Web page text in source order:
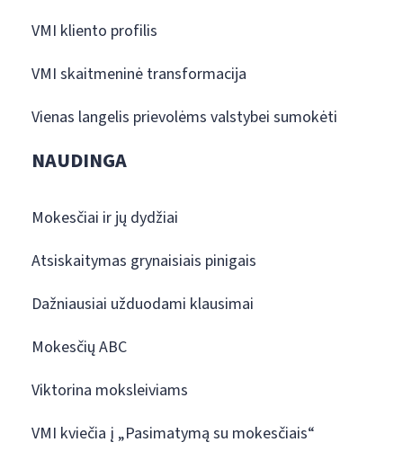
VMI kliento profilis
VMI skaitmeninė transformacija
Vienas langelis prievolėms valstybei sumokėti
NAUDINGA
Mokesčiai ir jų dydžiai
Atsiskaitymas grynaisiais pinigais
Dažniausiai užduodami klausimai
Mokesčių ABC
Viktorina moksleiviams
VMI kviečia į „Pasimatymą su mokesčiais“